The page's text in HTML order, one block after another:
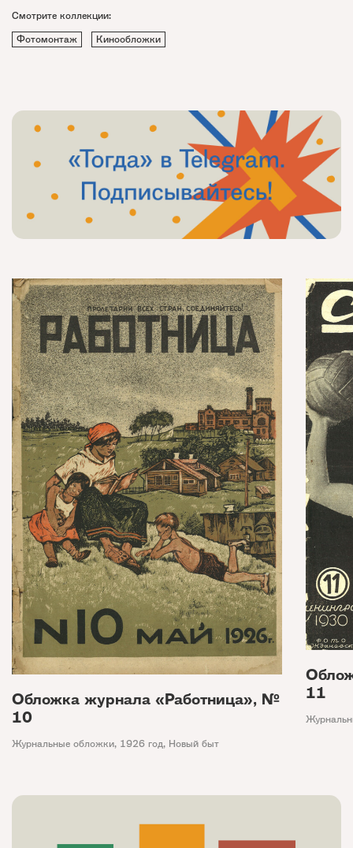
Смотрите коллекции:
Фотомонтаж
Кинообложки
Обложка журнала «Работница», №
10
Журнальные обложки, 1926 год, Новый быт
11